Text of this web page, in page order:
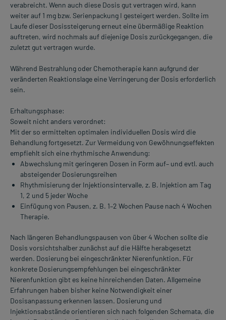
verabreicht. Wenn auch diese Dosis gut vertragen wird, kann
weiter auf 1 mg bzw. Serienpackung I gesteigert werden. Sollte im
Laufe dieser Dosissteigerung erneut eine übermäßige Reaktion
auftreten, wird nochmals auf diejenige Dosis zurückgegangen, die
zuletzt gut vertragen wurde.
Während Bestrahlung oder Chemotherapie kann aufgrund der
veränderten Reaktionslage eine Verringerung der Dosis erforderlich
sein.
Erhaltungsphase:
Soweit nicht anders verordnet:
Mit der so ermittelten optimalen individuellen Dosis wird die
Behandlung fortgesetzt. Zur Vermeidung von Gewöhnungseffekten
empfiehlt sich eine rhythmische Anwendung:
Abwechslung mit geringeren Dosen in Form auf– und evtl. auch
absteigender Dosierungsreihen
Rhythmisierung der Injektionsintervalle, z. B. Injektion am Tag
1, 2 und 5 jeder Woche
Einfügung von Pausen, z. B. 1–2 Wochen Pause nach 4 Wochen
Therapie.
Nach längeren Behandlungspausen von über 4 Wochen sollte die
Dosis vorsichtshalber zunächst auf die Hälfte herabgesetzt
werden. Dosierung bei eingeschränkter Nierenfunktion. Für
konkrete Dosierungsempfehlungen bei eingeschränkter
Nierenfunktion gibt es keine hinreichenden Daten. Allgemeine
Erfahrungen haben bisher keine Notwendigkeit einer
Dosisanpassung erkennen lassen. Dosierung und
Injektionsabstände orientieren sich nach folgenden Schemata, die